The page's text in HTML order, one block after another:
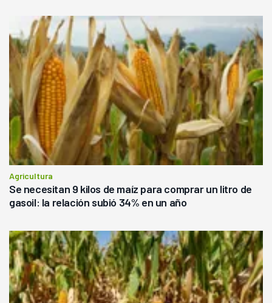
Agricultura
Se necesitan 9 kilos de maíz para comprar un litro de
gasoil: la relación subió 34% en un año